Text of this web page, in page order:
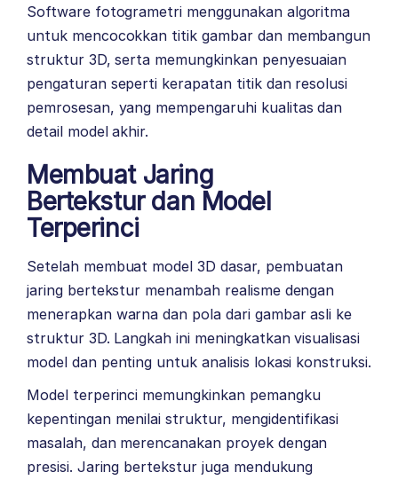
Software fotogrametri menggunakan algoritma
untuk mencocokkan titik gambar dan membangun
struktur 3D, serta memungkinkan penyesuaian
pengaturan seperti kerapatan titik dan resolusi
pemrosesan, yang mempengaruhi kualitas dan
detail model akhir.
Membuat Jaring
Bertekstur dan Model
Terperinci
Setelah membuat model 3D dasar, pembuatan
jaring bertekstur menambah realisme dengan
menerapkan warna dan pola dari gambar asli ke
struktur 3D. Langkah ini meningkatkan visualisasi
model dan penting untuk analisis lokasi konstruksi.
Model terperinci memungkinkan pemangku
kepentingan menilai struktur, mengidentifikasi
masalah, dan merencanakan proyek dengan
presisi. Jaring bertekstur juga mendukung